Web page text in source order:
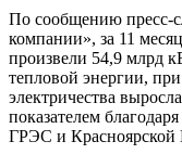
По сообщению пресс-
компании», за 11
произвели 54,9 млрд
тепловой энергии,
электричества
показателем
ГРЭС и